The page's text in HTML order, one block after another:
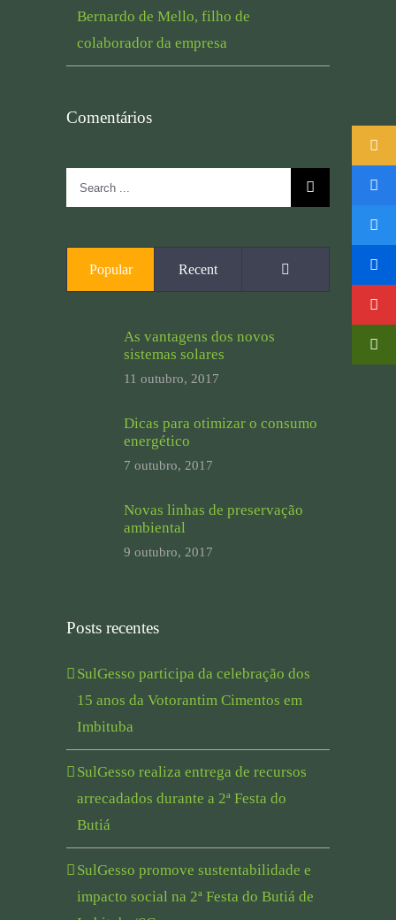
Bernardo de Mello, filho de
colaborador da empresa
Comentários
Search
for:
Popular Recent
As vantagens dos novos
sistemas solares
11 outubro, 2017
Dicas para otimizar o consumo
energético
7 outubro, 2017
Novas linhas de preservação
ambiental
9 outubro, 2017
Posts recentes
SulGesso participa da celebração dos
15 anos da Votorantim Cimentos em
Imbituba
SulGesso realiza entrega de recursos
arrecadados durante a 2ª Festa do
Butiá
SulGesso promove sustentabilidade e
impacto social na 2ª Festa do Butiá de